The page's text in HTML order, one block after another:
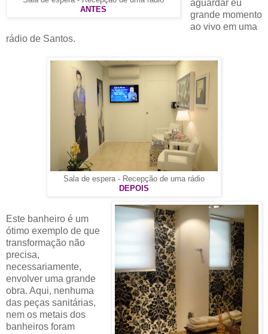
ANTES
aguardar eu
grande momento
ao vivo em uma
rádio de Santos.
Sala de espera - Recepção de uma rádio
DEPOIS
Este banheiro é um
ótimo exemplo de que
transformação não
precisa,
necessariamente,
envolver uma grande
obra. Aqui, nenhuma
das peças sanitárias,
nem os metais dos
banheiros foram